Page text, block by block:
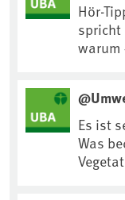
Hör-
spricht
warum #Klimaschutz die wichtigste
https://
Es ist
Was